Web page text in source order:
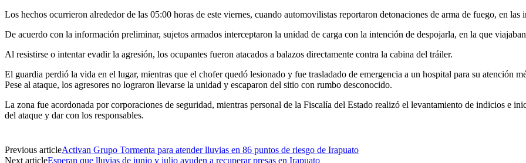
Los hechos ocurrieron alrededor de las 05:00 horas de este viernes, cuando automovilistas reportaron detonaciones de arma de fuego, en
De acuerdo con la información preliminar, sujetos armados interceptaron la unidad de carga con la intención de despojarla, en la que
Al resistirse o intentar evadir la agresión, los ocupantes fueron atacados a balazos directamente contra la cabina del tráiler.
El guardia perdió la vida en el lugar, mientras que el chofer quedó lesionado y fue trasladado de emergencia a un hospital para su atención
Pese al ataque, los agresores no lograron llevarse la unidad y escaparon del sitio con rumbo desconocido.
La zona fue acordonada por corporaciones de seguridad, mientras personal de la Fiscalía del Estado realizó el levantamiento de indicios e
del ataque y dar con los responsables.
Previous articleActivan Grupo Tormenta para atender lluvias en 86 puntos de riesgo de Irapuato
Next articleEsperan que lluvias de junio y julio ayuden a recuperar presas en Irapuato